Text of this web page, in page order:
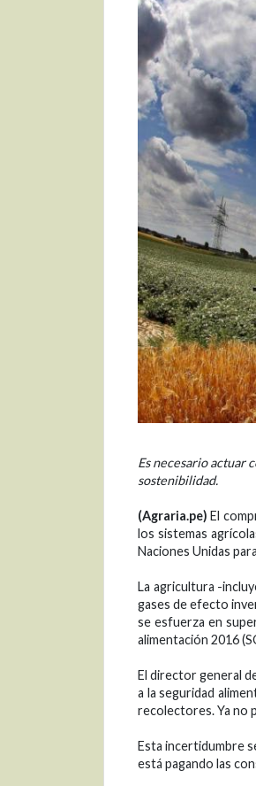
Es necesario actuar
sostenibilidad.
(Agraria.pe) El
los sistemas
Naciones Unidas
La agricultura -
gases de efecto
se esfuerza en
alimentación 2016
El director general
a la seguridad
recolectores. Ya no
Esta incertidumbre
está pagando las